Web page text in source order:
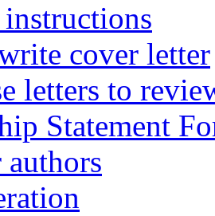
cover letter
letters to
Statement